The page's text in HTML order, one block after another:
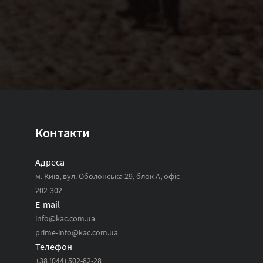
Контакти
Адреса
м. Київ, вул. Оболонська 29, блок А, офіс
202-302
E-mail
info@kac.com.ua
prime-info@kac.com.ua
Телефон
+38 (044) 502-82-28